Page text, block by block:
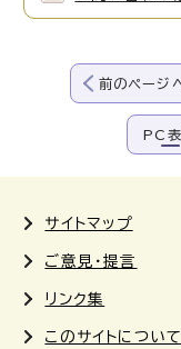
前のページ
PC
サイトマップ
ご意見・提言
リンク集
このサイトについて